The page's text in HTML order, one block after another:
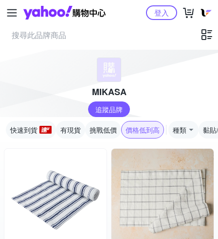
Yahoo購物中心登入
MIKASA
追蹤品牌
快速到貨 有現貨 挑戰低價 價格低到高 種類 黏